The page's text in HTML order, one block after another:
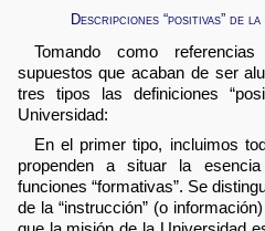
Descripciones “positivas” de
Tomando como
supuestos que acaban de ser
tres tipos las definiciones
Universidad:
En el primer tipo, incluimos
propenden a situar la
funciones “formativas”. Se
de la “instrucción” (o